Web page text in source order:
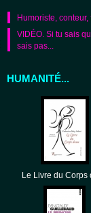
Humoriste, conteur,
VIDÉO. Si tu sais
sais pas...
HUMANITÉ...
Le Livre du Corps